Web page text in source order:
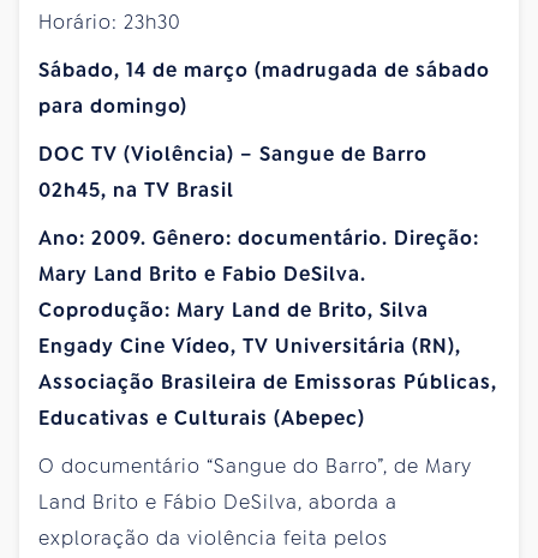
Horário: 23h30
Sábado, 14 de março (madrugada de sábado
para domingo)
DOC TV (Violência) – Sangue de Barro
02h45, na TV Brasil
Ano: 2009. Gênero: documentário. Direção:
Mary Land Brito e Fabio DeSilva.
Coprodução: Mary Land de Brito, Silva
Engady Cine Vídeo, TV Universitária (RN),
Associação Brasileira de Emissoras Públicas,
Educativas e Culturais (Abepec)
O documentário “Sangue do Barro”, de Mary
Land Brito e Fábio DeSilva, aborda a
exploração da violência feita pelos